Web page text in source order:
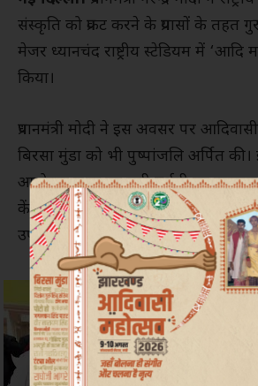
संस्कृति को प्रकट करने के प्रयासों के तहत
मेजर ध्यानचंद राष्ट्रीय स्टेडियम में ‘आदि
किया।
प्रधानमंत्री मोदी ने इस अवसर पर
बिरसा मुंडा को भी पुष्पांजलि अर्पित
आयोजन स्थल पर लगी प्रदर्शनी का जायजा
केंद्रीय जनजातीय कार्य मंत्री अर्जन मुंडा
उपस्थित रहे।